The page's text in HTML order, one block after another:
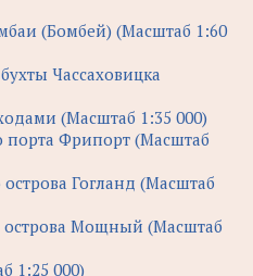
(Бомбей) (Масштаб 1:60
Чассаховицка
(Масштаб 1:35 000)
порта Фрипорт (Масштаб
Гогланд (Масштаб
острова Мощный (Масштаб
1:25 000)